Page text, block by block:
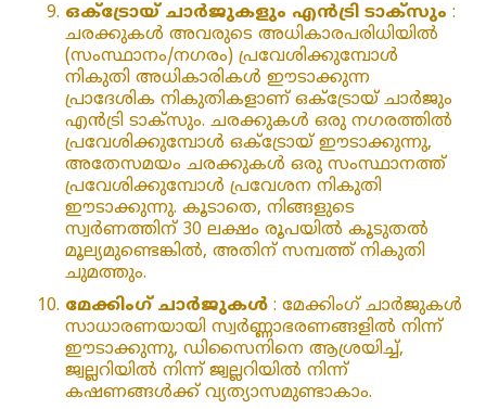
ഒക്‌ട്രോയ് ചാർജുകളും എൻട്രി ടാക്‌സും :
ചരക്കുകൾ അവരുടെ അധികാരപരിധിയിൽ
(സംസ്ഥാനം/നഗരം) പ്രവേശിക്കുമ്പോൾ
നികുതി അധികാരികൾ ഈടാക്കുന്ന
പ്രാദേശിക നികുതികളാണ് ഒക്‌ട്രോയ് ചാർജും
എൻട്രി ടാക്‌സും. ചരക്കുകൾ ഒരു നഗരത്തിൽ
പ്രവേശിക്കുമ്പോൾ ഒക്‌ട്രോയ് ഈടാക്കുന്നു,
അതേസമയം ചരക്കുകൾ ഒരു സംസ്ഥാനത്ത്
പ്രവേശിക്കുമ്പോൾ പ്രവേശന നികുതി
ഈടാക്കുന്നു. കൂടാതെ, നിങ്ങളുടെ
സ്വർണത്തിന് 30 ലക്ഷം രൂപയിൽ കൂടുതൽ
മൂല്യമുണ്ടെങ്കിൽ, അതിന് സമ്പത്ത് നികുതി
ചുമത്തും.
മേക്കിംഗ് ചാർജുകൾ : മേക്കിംഗ് ചാർജുകൾ
സാധാരണയായി സ്വർണ്ണാഭരണങ്ങളിൽ നിന്ന്
ഈടാക്കുന്നു, ഡിസൈനിനെ ആശ്രയിച്ച്,
ജ്വല്ലറിയിൽ നിന്ന് ജ്വല്ലറിയിൽ നിന്ന്
കഷണങ്ങൾക്ക് വ്യത്യാസമുണ്ടാകാം.